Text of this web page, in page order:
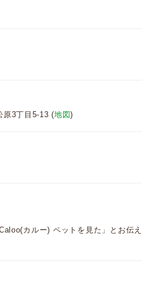
原3丁目5-13 (地図)
カルー) ペットを見た」とお伝え